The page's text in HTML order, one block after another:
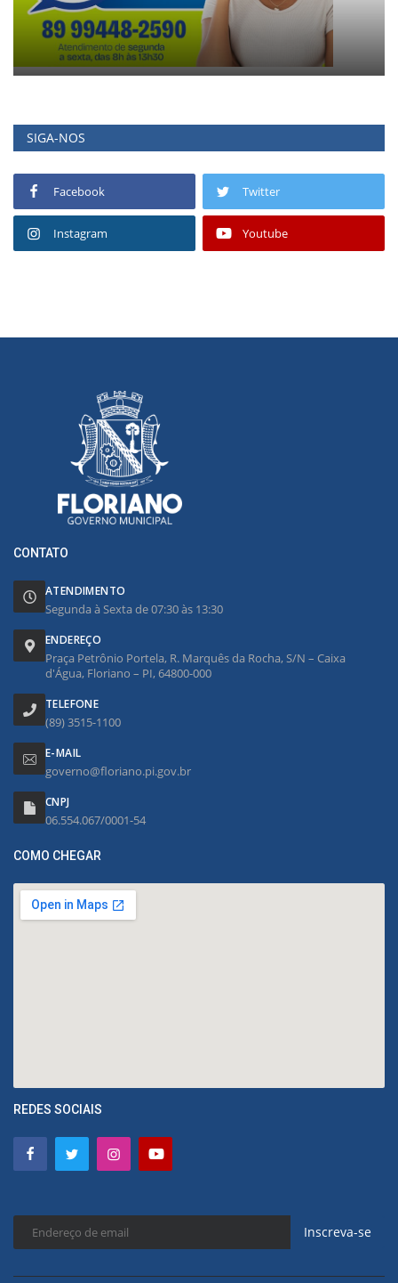
SIGA-NOS
Facebook Twitter
Instagram Youtube
CONTATO
ATENDIMENTO
Segunda à Sexta de 07:30 às 13:30
ENDEREÇO
Praça Petrônio Portela, R. Marquês da Rocha, S/N – Caixa
d'Água, Floriano – PI, 64800-000
TELEFONE
(89) 3515-1100
E-MAIL
governo@floriano.pi.gov.br
CNPJ
06.554.067/0001-54
COMO CHEGAR
REDES SOCIAIS
Inscreva-se